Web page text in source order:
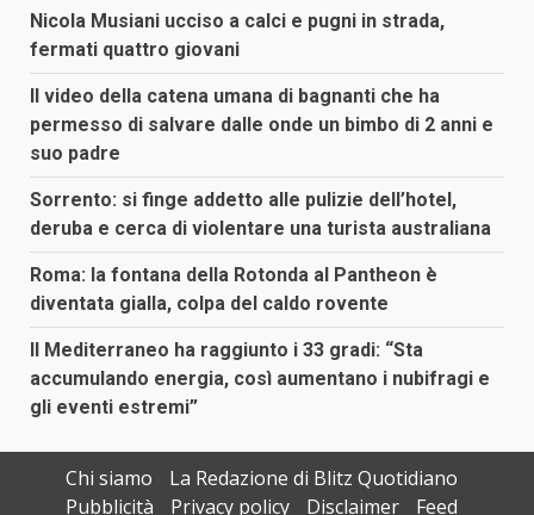
Nicola Musiani ucciso a calci e pugni in strada,
fermati quattro giovani
Il video della catena umana di bagnanti che ha
permesso di salvare dalle onde un bimbo di 2 anni e
suo padre
Sorrento: si finge addetto alle pulizie dell’hotel,
deruba e cerca di violentare una turista australiana
Roma: la fontana della Rotonda al Pantheon è
diventata gialla, colpa del caldo rovente
Il Mediterraneo ha raggiunto i 33 gradi: “Sta
accumulando energia, così aumentano i nubifragi e
gli eventi estremi”
Chi siamo
La Redazione di Blitz Quotidiano
Pubblicità
Privacy policy Disclaimer Feed